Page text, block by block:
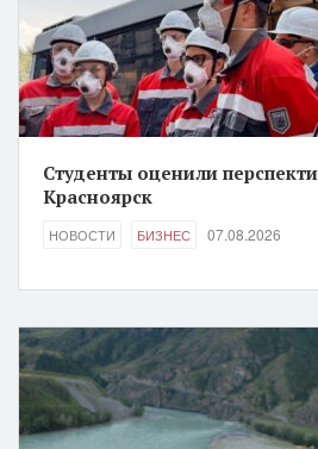
Студенты оценили
Красноярск
НОВОСТИ БИЗНЕС 07.08.2026